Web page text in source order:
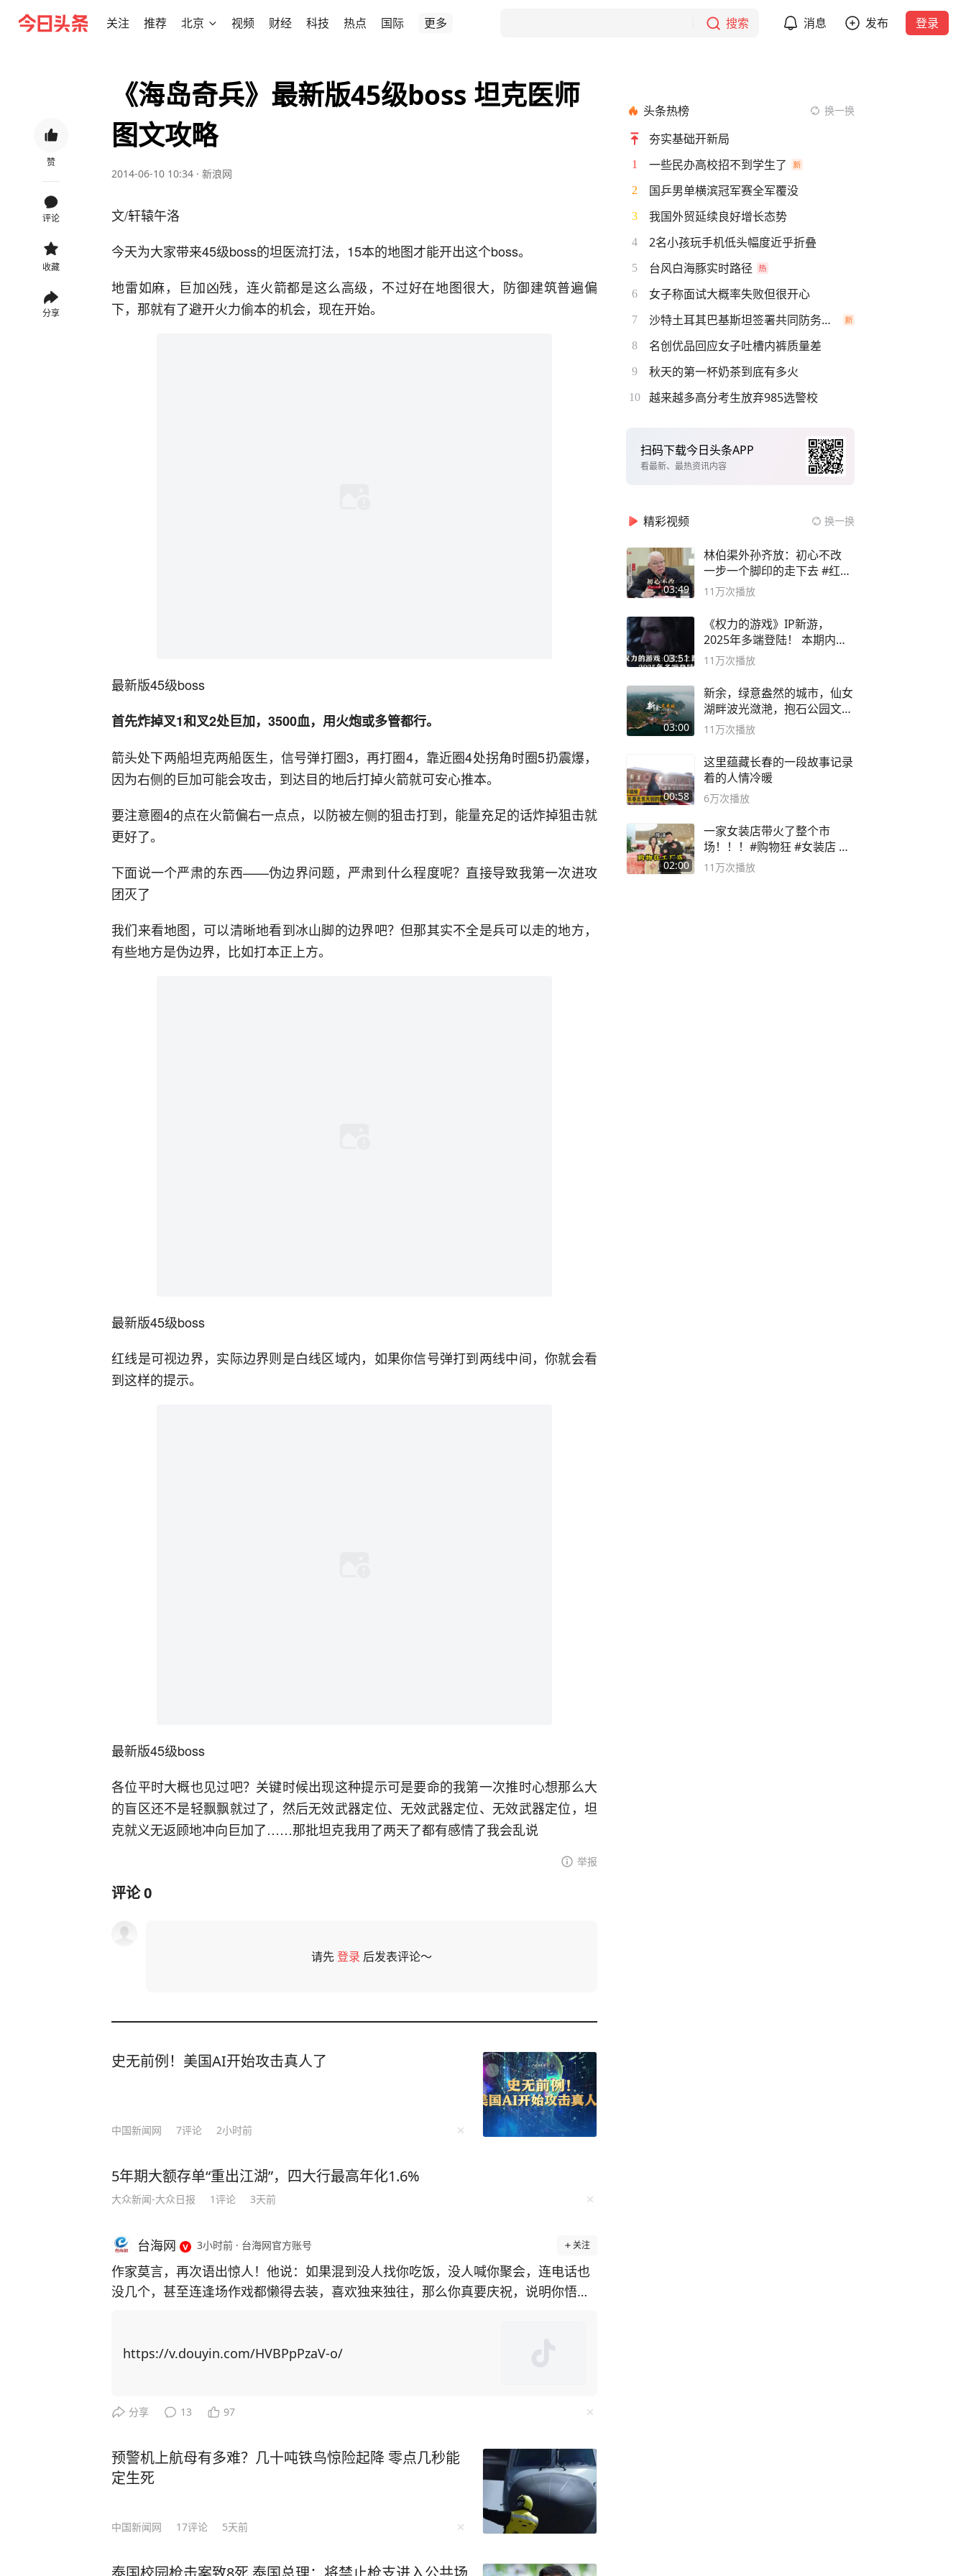
关注 推荐 北京 视频 财经 科技 热点 国际 更多 搜索 消息 发布 登录
赞
评论
收藏
分享
《海岛奇兵》最新版45级boss 坦克医师
图文攻略
2014-06-10 10:34 · 新浪网
文/轩辕午洛
今天为大家带来45级boss的坦医流打法，15本的地图才能开出这个boss。
地雷如麻，巨加凶残，连火箭都是这么高级，不过好在地图很大，防御建筑普遍偏
下，那就有了避开火力偷本的机会，现在开始。
最新版45级boss
首先炸掉叉1和叉2处巨加，3500血，用火炮或多管都行。
箭头处下两船坦克两船医生，信号弹打圈3，再打圈4，靠近圈4处拐角时圈5扔震爆，
因为右侧的巨加可能会攻击，到达目的地后打掉火箭就可安心推本。
要注意圈4的点在火箭偏右一点点，以防被左侧的狙击打到，能量充足的话炸掉狙击就
更好了。
下面说一个严肃的东西——伪边界问题，严肃到什么程度呢？直接导致我第一次进攻
团灭了
我们来看地图，可以清晰地看到冰山脚的边界吧？但那其实不全是兵可以走的地方，
有些地方是伪边界，比如打本正上方。
最新版45级boss
红线是可视边界，实际边界则是白线区域内，如果你信号弹打到两线中间，你就会看
到这样的提示。
最新版45级boss
各位平时大概也见过吧？关键时候出现这种提示可是要命的我第一次推时心想那么大
的盲区还不是轻飘飘就过了，然后无效武器定位、无效武器定位、无效武器定位，坦
克就义无返顾地冲向巨加了……那批坦克我用了两天了都有感情了我会乱说
举报
评论0
请先登录 后发表评论～
史无前例！美国AI开始攻击真人了
中国新闻网 7评论 2小时前
5年期大额存单“重出江湖”，四大行最高年化1.6%
大众新闻-大众日报 1评论 3天前
台海网 3小时前 · 台海网官方账号 关注
作家莫言，再次语出惊人！他说：如果混到没人找你吃饭，没人喊你聚会，连电话也
没几个，甚至连逢场作戏都懒得去装，喜欢独来独往，那么你真要庆祝，说明你悟透
友全都找上门。有的人进门后，一张口就是求他办事，所求之事还特别令人为难，不
中的不快，迎客进门。但管的闲事多了，操的闲心多了，“委屈自己”的次数也就多
受。 经历了这些，年过半百的莫言对人生感悟更深，沉淀多年写下了《晚熟的人》一
书，书中一口气写了12个故事，每一个故事都是世间百态的缩影，细细品读绝对受益
声与消息提示音此起彼伏，似乎只有这样的热闹，才能证明自己在世界上的存在价
值。 然而，莫言却提出了一种截然不同的观点：“如果你混到没人找你吃饭，没人喊
https://v.douyin.com/HVBPpPzaV-o/
分享 13 97
预警机上航母有多难？几十吨铁鸟惊险起降 零点几秒能
定生死
中国新闻网 17评论 5天前
头条热榜 换一换
夯实基础开新局
1 一些民办高校招不到学生了
2 国乒男单横滨冠军赛全军覆没
3 我国外贸延续良好增长态势
4 2名小孩玩手机低头幅度近乎折叠
5 台风白海豚实时路径
6 女子称面试大概率失败但很开心
7 沙特土耳其巴基斯坦签署共同防务协议
8 名创优品回应女子吐槽内裤质量差
9 秋天的第一杯奶茶到底有多火
10 越来越多高分考生放弃985选警校
扫码下载今日头条APP
看最新、最热资讯内容
精彩视频 换一换
03:49
林伯渠外孙齐放：初心不改
一步一个脚印的走下去 #红船
论坛
11万次播放
03:51
《权力的游戏》IP新游，
2025年多端登陆！ 本期内容
概要
11万次播放
03:00
新余，绿意盎然的城市，仙女
湖畔波光潋滟，抱石公园文化
深邃……
11万次播放
00:58
这里蕴藏长春的一段故事记录
着的人情冷暖
6万次播放
02:00
一家女装店带火了整个市
场！！！#购物狂 #女装店 #
高品质女装
11万次播放